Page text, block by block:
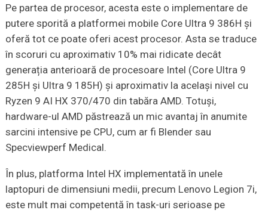
Pe partea de procesor, acesta este o implementare de
putere sporită a platformei mobile Core Ultra 9 386H și
oferă tot ce poate oferi acest procesor. Asta se traduce
în scoruri cu aproximativ 10% mai ridicate decât
generația anterioară de procesoare Intel (Core Ultra 9
285H și Ultra 9 185H) și aproximativ la același nivel cu
Ryzen 9 AI HX 370/470 din tabăra AMD. Totuși,
hardware-ul AMD păstrează un mic avantaj în anumite
sarcini intensive pe CPU, cum ar fi Blender sau
Specviewperf Medical.
În plus, platforma Intel HX implementată în unele
laptopuri de dimensiuni medii, precum Lenovo Legion 7i,
este mult mai competentă în task-uri serioase pe